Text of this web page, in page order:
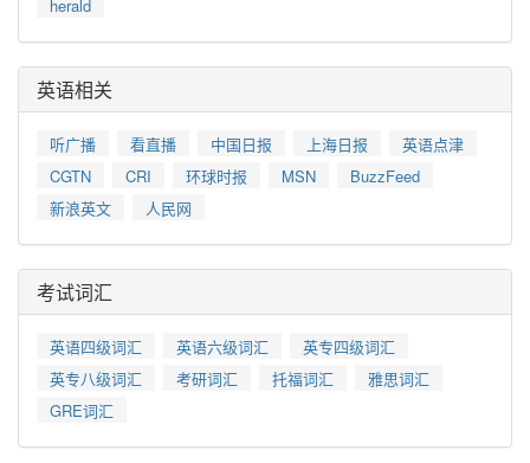
herald
英语相关
听广播 看直播 中国日报 上海日报
英语点津
CGTN
CRI 环球时报 MSN
BuzzFeed
新浪英文
人民网
考试词汇
英语四级词汇 英语六级词汇
英专四级词汇
英专八级词汇
考研词汇 托福词汇
雅思词汇
GRE词汇